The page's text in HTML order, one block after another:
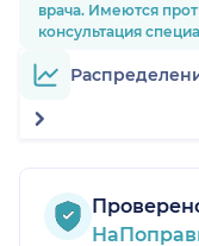
врача. Имеются
консультация